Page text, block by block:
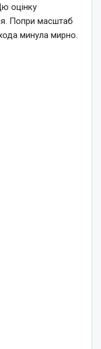
оцінку
Попри масштаб
минула мирно.